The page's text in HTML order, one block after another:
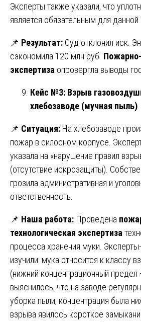
Эксперты также указали, что
является обязательным для
📌 Результат: Суд отклонил иск.
сэкономила 120 млн руб. Пожарно-
экспертиза опровергла выводы
Кейс №3: Взрыв
хлебозаводе (мучная пыль)
📌 Ситуация: На хлебозаводе
пожар в силосном корпусе.
указала на «нарушение правил
(отсутствие искрозащиты).
грозила административная и
ответственность.
📌 Наша работа: Проведена
технологическая экспертиза
процесса хранения муки.
изучили: мука относится к классу
(нижний концентрационный
выяснилось, что на заводе
уборка пыли, концентрация была
взрыва явилось короткое